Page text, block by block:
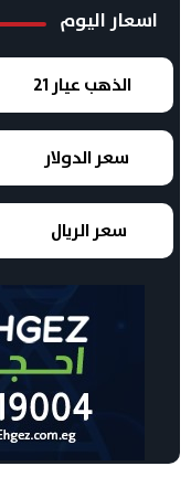
اسعار اليوم
الذهب عيار 21
سعر الدولار
سعر الريال